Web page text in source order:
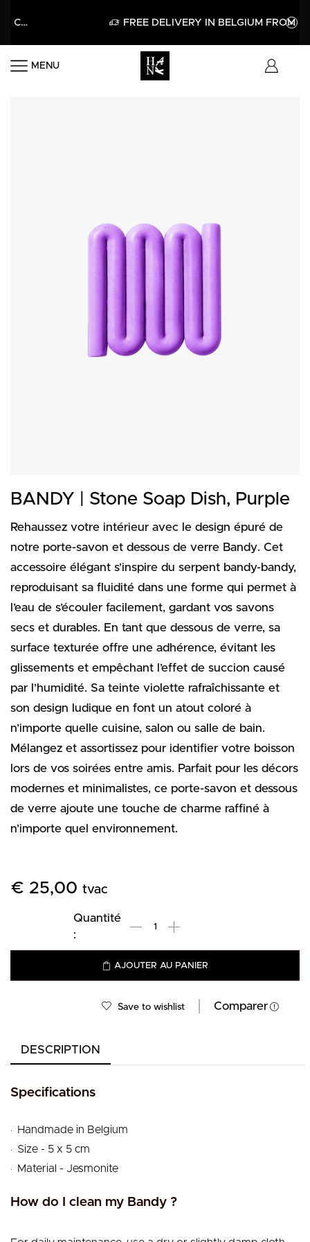
APPLY FREE DELIVERY IN BELGIUM FROM 60€
MENU
BANDY | Stone Soap Dish, Purple
Rehaussez votre intérieur avec le design épuré de
notre porte-savon et dessous de verre Bandy. Cet
accessoire élégant s’inspire du serpent bandy-bandy,
reproduisant sa fluidité dans une forme qui permet à
l’eau de s’écouler facilement, gardant vos savons
secs et durables. En tant que dessous de verre, sa
surface texturée offre une adhérence, évitant les
glissements et empêchant l’effet de succion causé
par l’humidité. Sa teinte violette rafraîchissante et
son design ludique en font un atout coloré à
n’importe quelle cuisine, salon ou salle de bain.
Mélangez et assortissez pour identifier votre boisson
lors de vos soirées entre amis. Parfait pour les décors
modernes et minimalistes, ce porte-savon et dessous
de verre ajoute une touche de charme raffiné à
n’importe quel environnement.
€ 25,00 tvac
AJOUTER AU PANIER
Save to wishlist Comparer
DESCRIPTION
Specifications
Handmade in Belgium
Size - 5 x 5 cm
Material - Jesmonite
How do I clean my Bandy ?